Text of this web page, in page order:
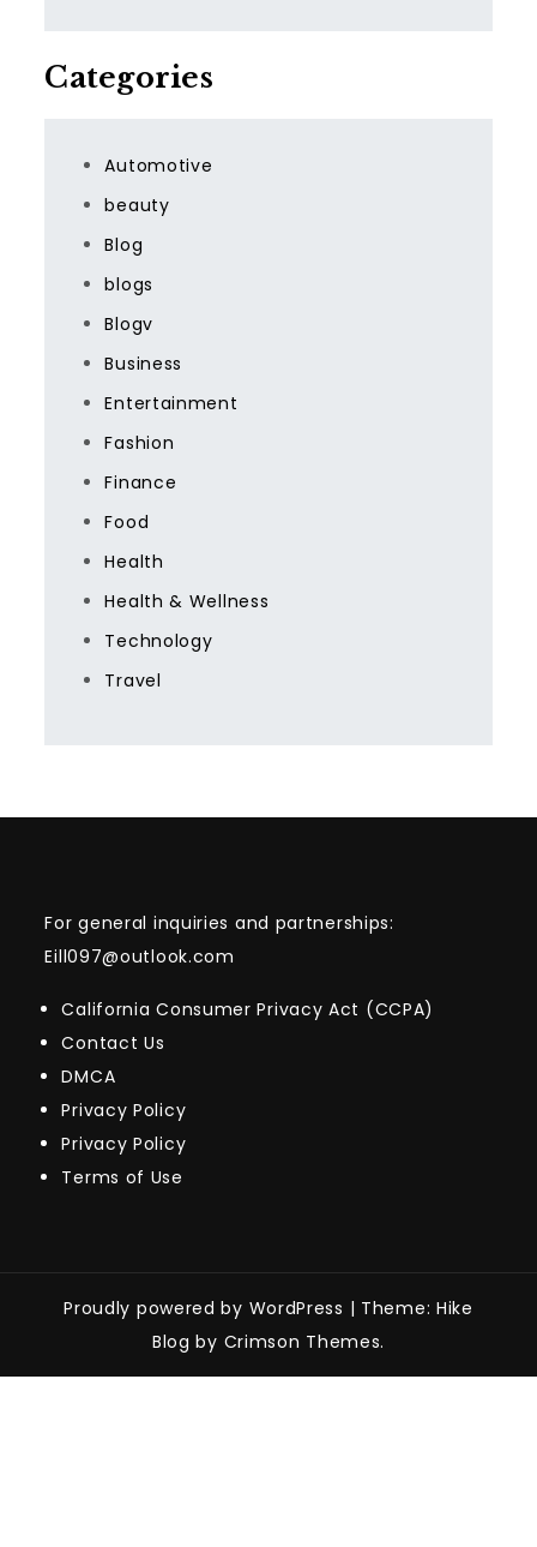
Categories
Automotive
beauty
Blog
blogs
Blogv
Business
Entertainment
Fashion
Finance
Food
Health
Health & Wellness
Technology
Travel
For general inquiries and partnerships:
Eill097@outlook.com
California Consumer Privacy Act (CCPA)
Contact Us
DMCA
Privacy Policy
Privacy Policy
Terms of Use
Proudly powered by WordPress | Theme: Hike
Blog by Crimson Themes.